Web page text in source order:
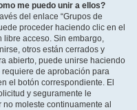
me puedo unir a ellos?
del enlace “Grupos de
proceder haciendo clic en el
libre acceso. Sin embargo,
otros están cerrados y
abierto, puede unirse haciendo
de aprobación para
el botón correspondiente. El
y seguramente le
moleste continuamente al